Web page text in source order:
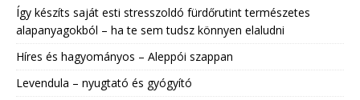
Így készíts saját esti stresszoldó fürdőrutint természetes
alapanyagokból – ha te sem tudsz könnyen elaludni
Híres és hagyományos – Aleppói szappan
Levendula – nyugtató és gyógyító